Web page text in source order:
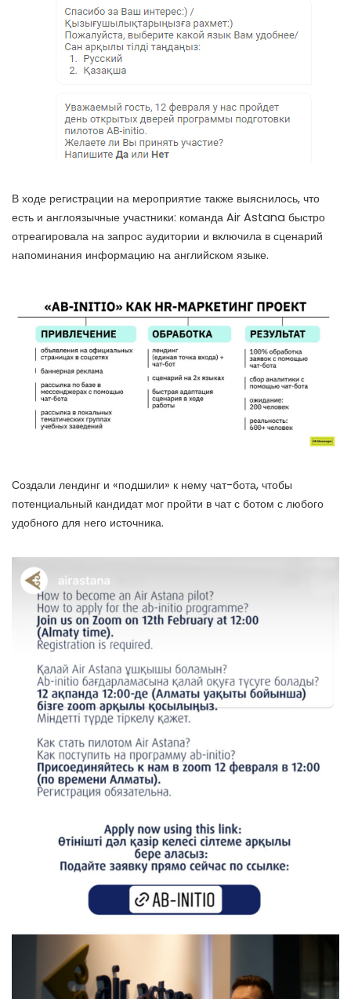
В ходе регистрации на мероприятие также выяснилось, что
есть и англоязычные участники: команда Air Astana быстро
отреагировала на запрос аудитории и включила в сценарий
напоминания информацию на английском языке.
Создали лендинг и «подшили» к нему чат-бота, чтобы
потенциальный кандидат мог пройти в чат с ботом с любого
удобного для него источника.